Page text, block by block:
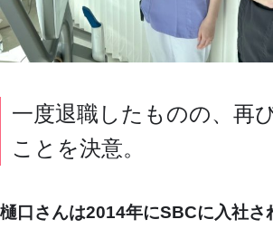
一度退職したものの、再
ことを決意。
樋口さんは2014年にSBCに入社さ